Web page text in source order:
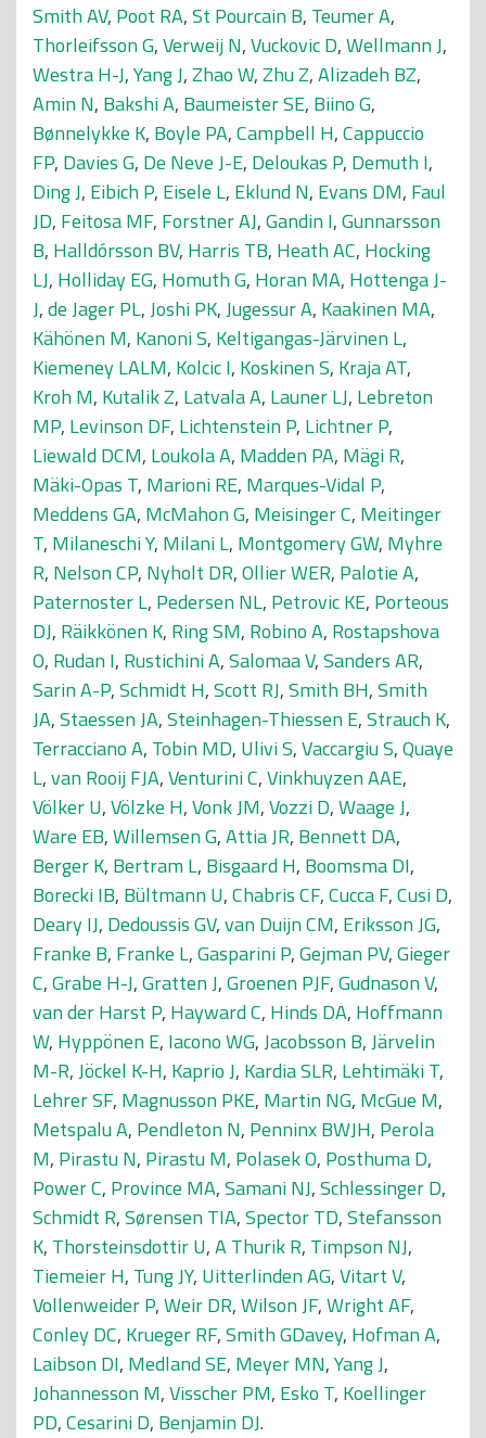
Smith AV, Poot RA,St Pourcain B, Teumer A,
Thorleifsson G,Verweij N,Vuckovic D,Wellmann J,
Westra H-J,Yang J,Zhao W,Zhu Z,Alizadeh BZ,
Amin N, Bakshi A, Baumeister SE, Biino G,
Bønnelykke K, Boyle PA,Campbell H,Cappuccio
FP, Davies G, De Neve J-E, Deloukas P, Demuth I,
Ding J, Eibich P, Eisele L, Eklund N, Evans DM, Faul
JD, Feitosa MF, Forstner AJ,Gandin I,Gunnarsson
B, Halldórsson BV, Harris TB, Heath AC, Hocking
LJ, Holliday EG, Homuth G, Horan MA, Hottenga J-
J,de Jager PL,Joshi PK,Jugessur A, Kaakinen MA,
Kähönen M, Kanoni S, Keltigangas-Järvinen L,
Kiemeney LALM, Kolcic I, Koskinen S, Kraja AT,
Kroh M, Kutalik Z, Latvala A, Launer LJ, Lebreton
MP, Levinson DF, Lichtenstein P, Lichtner P,
Liewald DCM, Loukola A, Madden PA, Mägi R,
Mäki-Opas T, Marioni RE, Marques-Vidal P,
Meddens GA, McMahon G, Meisinger C, Meitinger
T, Milaneschi Y, Milani L, Montgomery GW, Myhre
R, Nelson CP, Nyholt DR,Ollier WER, Palotie A,
Paternoster L, Pedersen NL, Petrovic KE, Porteous
DJ, Räikkönen K, Ring SM, Robino A, Rostapshova
O, Rudan I, Rustichini A,Salomaa V,Sanders AR,
Sarin A-P,Schmidt H,Scott RJ,Smith BH,Smith
JA,Staessen JA,Steinhagen-Thiessen E,Strauch K,
Terracciano A, Tobin MD, Ulivi S,Vaccargiu S,Quaye
L,van Rooij FJA,Venturini C,Vinkhuyzen AAE,
Völker U,Völzke H,Vonk JM,Vozzi D,Waage J,
Ware EB,Willemsen G,Attia JR, Bennett DA,
Berger K, Bertram L, Bisgaard H, Boomsma DI,
Borecki IB, Bültmann U,Chabris CF,Cucca F,Cusi D,
Deary IJ, Dedoussis GV,van Duijn CM, Eriksson JG,
Franke B, Franke L,Gasparini P,Gejman PV,Gieger
C,Grabe H-J,Gratten J,Groenen PJF,Gudnason V,
van der Harst P, Hayward C, Hinds DA, Hoffmann
W, Hyppönen E, Iacono WG,Jacobsson B,Järvelin
M-R,Jöckel K-H, Kaprio J, Kardia SLR, Lehtimäki T,
Lehrer SF, Magnusson PKE, Martin NG, McGue M,
Metspalu A, Pendleton N, Penninx BWJH, Perola
M, Pirastu N, Pirastu M, Polasek O, Posthuma D,
Power C, Province MA,Samani NJ,Schlessinger D,
Schmidt R,Sørensen TIA,Spector TD,Stefansson
K, Thorsteinsdottir U,A Thurik R, Timpson NJ,
Tiemeier H, Tung JY, Uitterlinden AG,Vitart V,
Vollenweider P,Weir DR,Wilson JF,Wright AF,
Conley DC, Krueger RF,Smith GDavey, Hofman A,
Laibson DI, Medland SE, Meyer MN,Yang J,
Johannesson M,Visscher PM, Esko T, Koellinger
PD,Cesarini D, Benjamin DJ.